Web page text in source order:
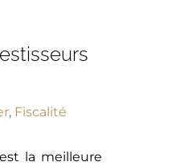
, Fiscalité
la meilleure